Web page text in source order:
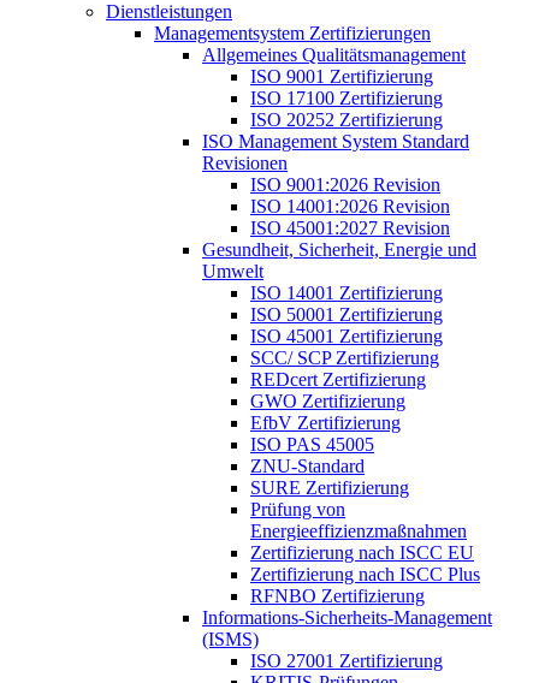
Dienstleistungen
Managementsystem Zertifizierungen
Allgemeines Qualitätsmanagement
ISO 9001 Zertifizierung
ISO 17100 Zertifizierung
ISO 20252 Zertifizierung
ISO Management System Standard
Revisionen
ISO 9001:2026 Revision
ISO 14001:2026 Revision
ISO 45001:2027 Revision
Gesundheit, Sicherheit, Energie und
Umwelt
ISO 14001 Zertifizierung
ISO 50001 Zertifizierung
ISO 45001 Zertifizierung
SCC/ SCP Zertifizierung
REDcert Zertifizierung
GWO Zertifizierung
EfbV Zertifizierung
ISO PAS 45005
ZNU-Standard
SURE Zertifizierung
Prüfung von
Energieeffizienzmaßnahmen
Zertifizierung nach ISCC EU
Zertifizierung nach ISCC Plus
RFNBO Zertifizierung
Informations-Sicherheits-Management
(ISMS)
ISO 27001 Zertifizierung